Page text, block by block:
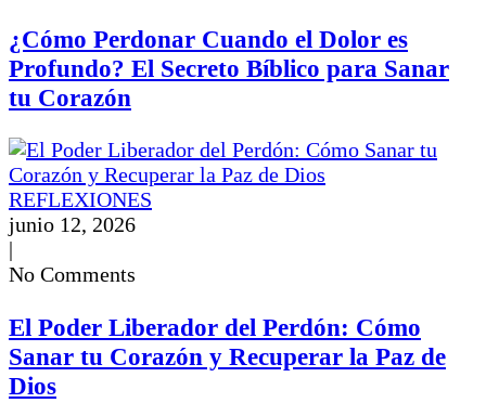
¿Cómo Perdonar Cuando el Dolor es
Profundo? El Secreto Bíblico para Sanar
tu Corazón
REFLEXIONES
junio 12, 2026
|
No Comments
El Poder Liberador del Perdón: Cómo
Sanar tu Corazón y Recuperar la Paz de
Dios